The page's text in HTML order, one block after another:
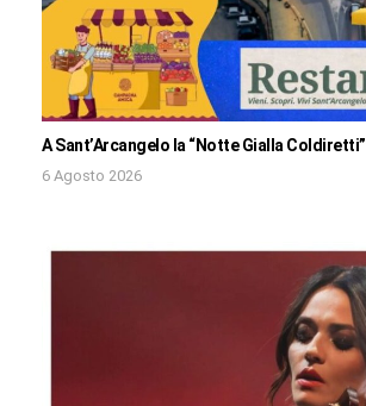
A Sant’Arcangelo la “Notte Gialla Coldiretti”
6 Agosto 2026